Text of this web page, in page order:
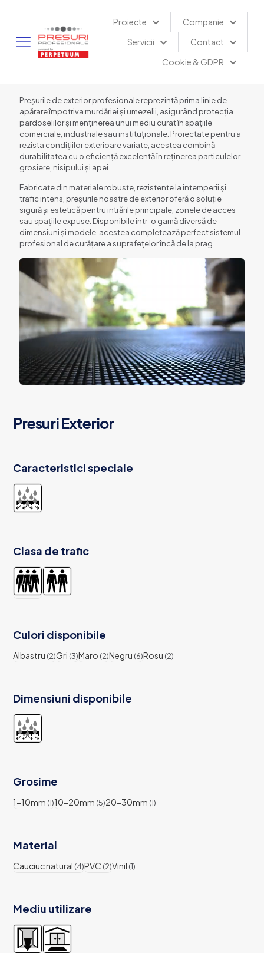
Proiecte
Companie
Servicii
Contact
Cookie & GDPR
Preșurile de exterior profesionale reprezintă prima linie de
apărare împotriva murdăriei și umezelii, asigurând protecția
pardoselilor și menținerea unui mediu curat în spațiile
comerciale, industriale sau instituționale. Proiectate pentru a
rezista condițiilor exterioare variate, acestea combină
durabilitatea cu o eficiență excelentă în reținerea particulelor
grosiere, nisipului și apei.
Fabricate din materiale robuste, rezistente la intemperii și
trafic intens, preșurile noastre de exterior oferă o soluție
sigură și estetică pentru intrările principale, zonele de acces
sau spațiile expuse. Disponibile într-o gamă diversă de
dimensiuni și modele, acestea completează perfect sistemul
profesional de curățare a suprafețelor încă de la prag.
Presuri Exterior
Caracteristici speciale
Clasa de trafic
Culori disponibile
Albastru (2)Gri (3)Maro (2)Negru (6)Rosu (2)
Dimensiuni disponibile
Grosime
1-10mm (1)10-20mm (5)20-30mm (1)
Material
Cauciuc natural (4)PVC (2)Vinil (1)
Mediu utilizare